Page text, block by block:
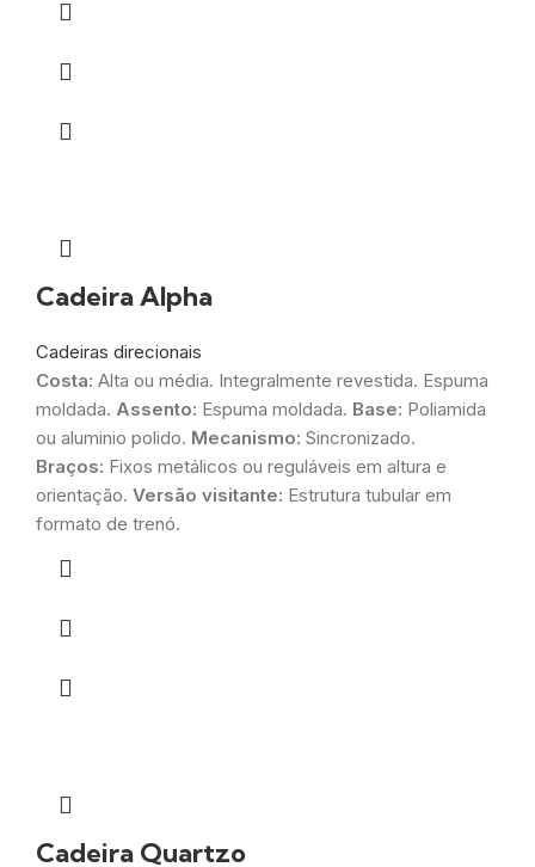
Cadeira Alpha
Cadeiras direcionais
Costa: Alta ou média. Integralmente revestida. Espuma
moldada. Assento: Espuma moldada. Base: Poliamida
ou aluminio polido. Mecanismo: Sincronizado.
Braços: Fixos metálicos ou reguláveis em altura e
orientação. Versão visitante: Estrutura tubular em
formato de trenó.
Cadeira Quartzo